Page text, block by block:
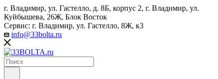
г. Владимир, ул. Гастелло, д. 8Б, корпус 2, г. Владимир, ул. ​
Куйбышева, 26Ж, Блок Восток
Сервис: г. Владимир, ул. Гастелло, 8Ж, к3
info@33bolta.ru